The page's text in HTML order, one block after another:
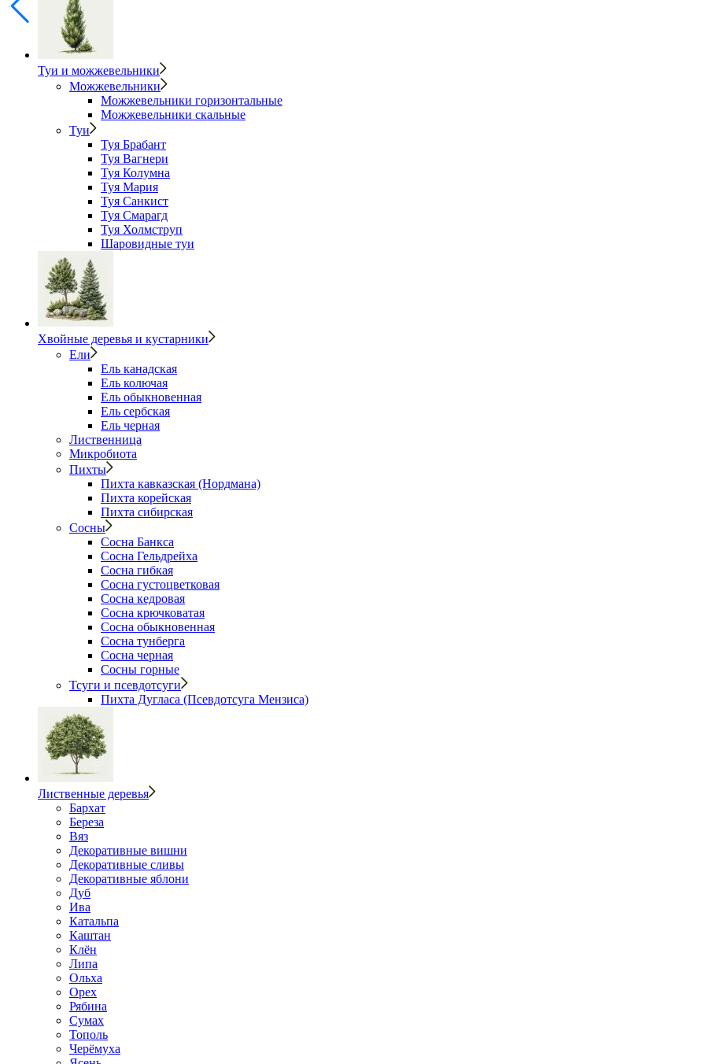
Туи и можжевельники
Можжевельники
Можжевельники горизонтальные
Можжевельники скальные
Туи
Туя Брабант
Туя Вагнери
Туя Колумна
Туя Мария
Туя Санкист
Туя Смарагд
Туя Холмструп
Шаровидные туи
Хвойные деревья и кустарники
Ели
Ель канадская
Ель колючая
Ель обыкновенная
Ель сербская
Ель черная
Лиственница
Микробиота
Пихты
Пихта кавказская (Нордмана)
Пихта корейская
Пихта сибирская
Сосны
Сосна Банкса
Сосна Гельдрейха
Сосна гибкая
Сосна густоцветковая
Сосна кедровая
Сосна крючковатая
Сосна обыкновенная
Сосна тунберга
Сосна черная
Сосны горные
Тсуги и псевдотсуги
Пихта Дугласа (Псевдотсуга Мензиса)
Лиственные деревья
Бархат
Береза
Вяз
Декоративные вишни
Декоративные сливы
Декоративные яблони
Дуб
Ива
Катальпа
Каштан
Клён
Липа
Ольха
Орех
Рябина
Сумах
Тополь
Черёмуха